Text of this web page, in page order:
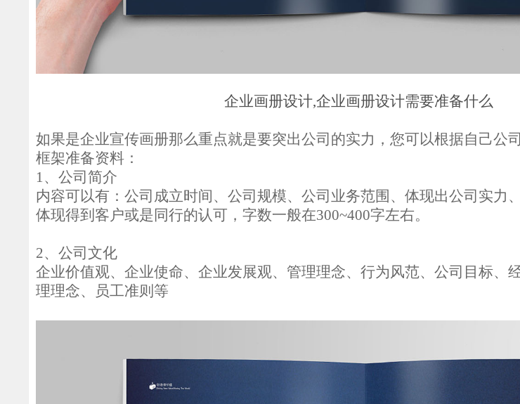
企业画册设计,企业画册设计需要准备什么
如果是企业宣传画册那么重点就是要突出公司的实力，您可以根据自己公
框架准备资料：
1、公司简介
内容可以有：公司成立时间、公司规模、公司业务范围、体现出公司实力
体现得到客户或是同行的认可，字数一般在300~400字左右。
2、公司文化
企业价值观、企业使命、企业发展观、管理理念、行为风范、公司目标、
理理念、员工准则等